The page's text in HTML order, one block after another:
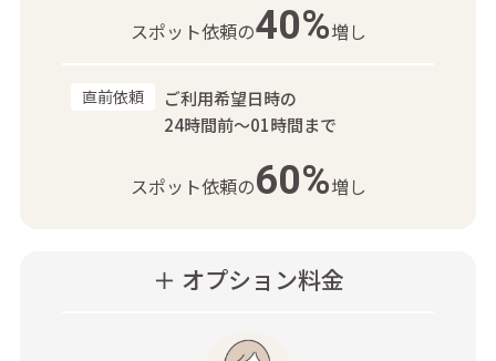
スポット依頼の40%増し
直前依頼
ご利用希望日時の
24時間前～01時間まで
スポット依頼の60%増し
＋ オプション料金